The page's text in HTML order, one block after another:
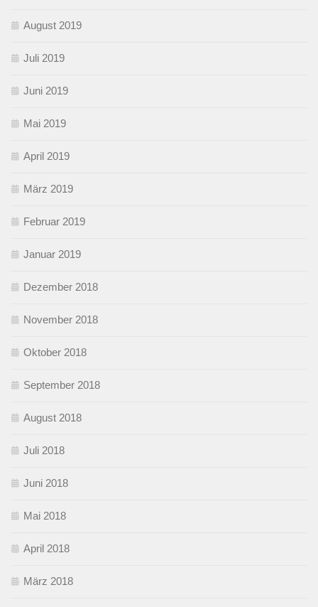
August 2019
Juli 2019
Juni 2019
Mai 2019
April 2019
März 2019
Februar 2019
Januar 2019
Dezember 2018
November 2018
Oktober 2018
September 2018
August 2018
Juli 2018
Juni 2018
Mai 2018
April 2018
März 2018